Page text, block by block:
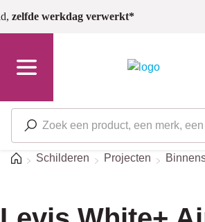
Ga naar de hoofdinhoud
zelfde werkdag verwerkt*
HomeSchilderen Projecten